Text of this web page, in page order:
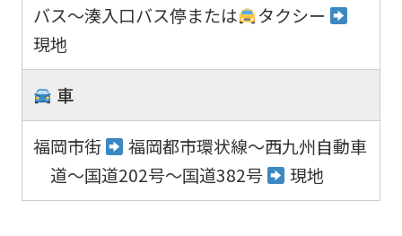
バス～湊入口バス停または
タクシー
現地
車
福岡市街
福岡都市環状線～西九州自動車
道～国道202号～国道382号
現地